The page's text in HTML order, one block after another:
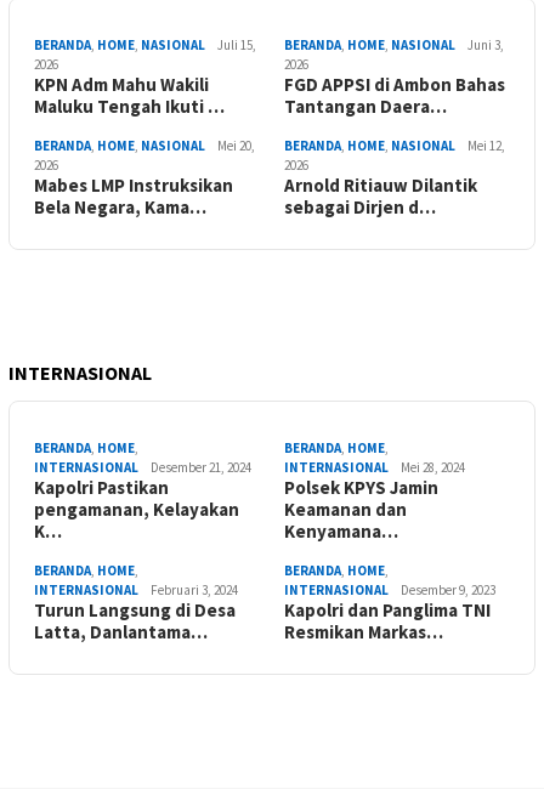
BERANDA, HOME, NASIONAL
Juli 15,
2026
KPN Adm Mahu Wakili
Maluku Tengah Ikuti …
BERANDA, HOME, NASIONAL
Juni 3,
2026
FGD APPSI di Ambon Bahas
Tantangan Daera…
BERANDA, HOME, NASIONAL
Mei 20,
2026
Mabes LMP Instruksikan
Bela Negara, Kama…
BERANDA, HOME, NASIONAL
Mei 12,
2026
Arnold Ritiauw Dilantik
sebagai Dirjen d…
INTERNASIONAL
BERANDA, HOME,
INTERNASIONAL
Desember 21, 2024
Kapolri Pastikan
pengamanan, Kelayakan
K…
BERANDA, HOME,
INTERNASIONAL
Mei 28, 2024
Polsek KPYS Jamin
Keamanan dan
Kenyamana…
BERANDA, HOME,
INTERNASIONAL
Februari 3, 2024
Turun Langsung di Desa
Latta, Danlantama…
BERANDA, HOME,
INTERNASIONAL
Desember 9, 2023
Kapolri dan Panglima TNI
Resmikan Markas…